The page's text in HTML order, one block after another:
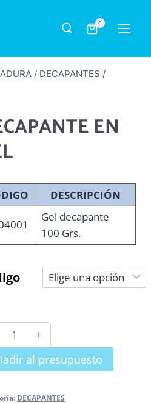
0
/ DECAPANTES /
EN
DESCRIPCIÓN
Gel decapante
100 Grs.
DECAPANTE
EN
GEL al presupuesto
DECAPANTES